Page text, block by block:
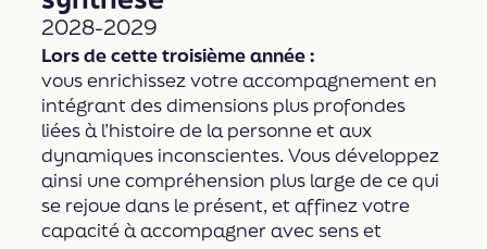
2028-2029
Lors de cette troisième année :
vous enrichissez votre accompagnement en
intégrant des dimensions plus profondes
liées à l’histoire de la personne et aux
dynamiques inconscientes. Vous développez
ainsi une compréhension plus large de ce qui
se rejoue dans le présent, et affinez votre
capacité à accompagner avec sens et